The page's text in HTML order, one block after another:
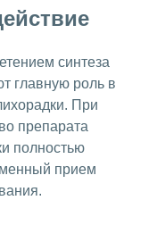
синтеза
главную роль в
При
препарата
полностью
прием